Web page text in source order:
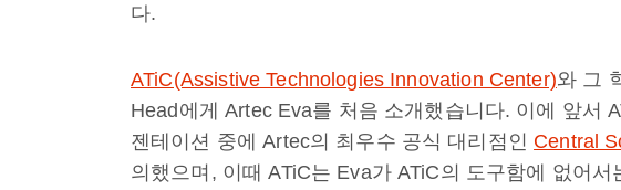
다.
ATiC(Assistive Technologies Innovation Center)와 그
Head에게 Artec Eva를 처음 소개했습니다. 이에 앞서
젠테이션 중에 Artec의 최우수 공식 대리점인 Central
의했으며, 이때 ATiC는 Eva가 ATiC의 도구함에 없어